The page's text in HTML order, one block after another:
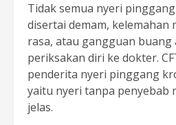
Tidak semua nyeri pinggang
disertai demam, kelemahan
rasa, atau gangguan buang
periksakan diri ke dokter.
penderita nyeri pinggang
yaitu nyeri tanpa penyebab
jelas.